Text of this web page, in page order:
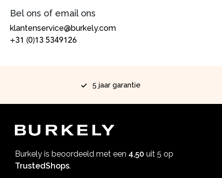
Bel ons of email ons
klantenservice@burkely.com
+31 (0)13 5349126
5 jaar garantie
Burkely is beoordeeld met een 4,50 uit 5 op
TrustedShops.